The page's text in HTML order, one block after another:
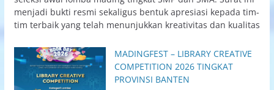
menjadi bukti resmi sekaligus bentuk apresiasi kepada tim-
tim terbaik yang telah menunjukkan kreativitas dan kualitas
MADINGFEST – LIBRARY CREATIVE
COMPETITION 2026 TINGKAT
PROVINSI BANTEN